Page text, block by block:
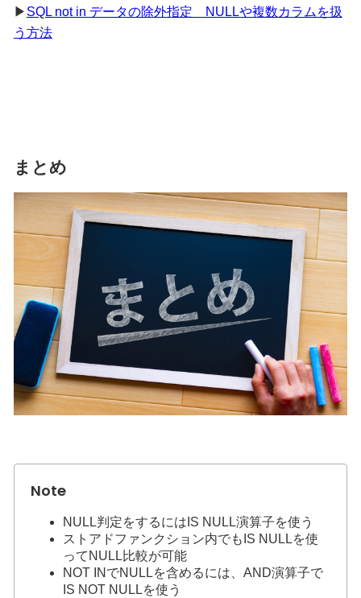
▶ SQL not in データの除外指定 NULLや複数カラムを扱
う方法
まとめ
NULL判定をするにはIS NULL演算子を使う
ストアドファンクション内でもIS NULLを使
ってNULL比較が可能
NOT INでNULLを含めるには、AND演算子で
IS NOT NULLを使う